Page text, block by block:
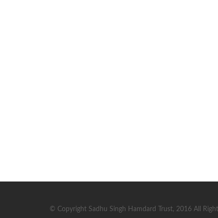
© Copyright Sadhu Singh Hamdard Trust, 2016 All